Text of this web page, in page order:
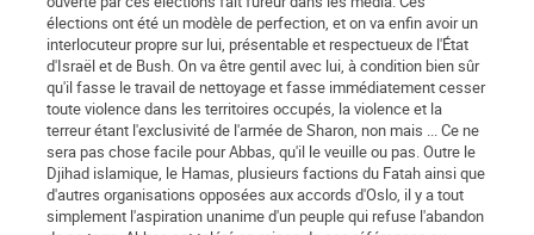
élections ont été un modèle de perfection, et on va enfin avoir un
interlocuteur propre sur lui, présentable et respectueux de l'État
d'Israël et de Bush. On va être gentil avec lui, à condition bien sûr
qu'il fasse le travail de nettoyage et fasse immédiatement cesser
toute violence dans les territoires occupés, la violence et la
terreur étant l'exclusivité de l'armée de Sharon, non mais ... Ce ne
sera pas chose facile pour Abbas, qu'il le veuille ou pas. Outre le
Djihad islamique, le Hamas, plusieurs factions du Fatah ainsi que
d'autres organisations opposées aux accords d'Oslo, il y a tout
simplement l'aspiration unanime d'un peuple qui refuse l'abandon